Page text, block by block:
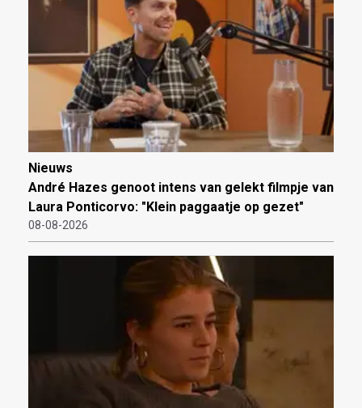
Nieuws
André Hazes genoot intens van gelekt filmpje van
Laura Ponticorvo: "Klein paggaatje op gezet"
08-08-2026